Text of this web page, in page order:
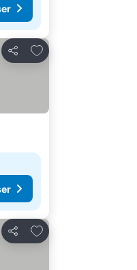
Del
Legg til i favoritter
Del
Legg til i favoritter